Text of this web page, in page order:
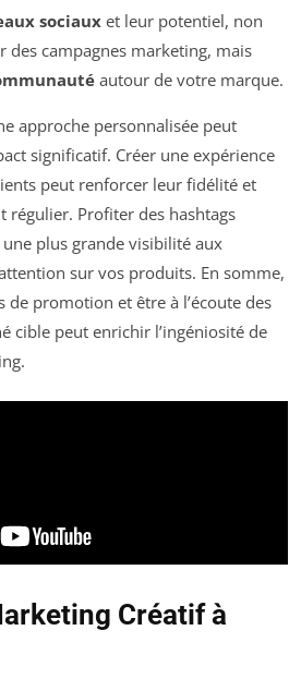
sociauxet leur potentiel, non
campagnes marketing, mais
autour de votre marque.
approche personnalisée peut
significatif. Créer une expérience
peut renforcer leur fidélité et
régulier. Profiter des hashtags
plus grande visibilité aux
sur vos produits. En somme,
promotion et être à l’écoute des
cible peut enrichir l’ingéniosité de
Créatif à